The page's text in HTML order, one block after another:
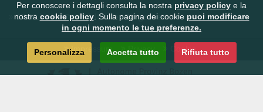
CIVIS.bz.it - Das Südtiroler Bürgernetz
Impressum Privacy Cookie
Per conoscere i dettagli consulta la nostra privacy policy e la
nostra cookie policy. Sulla pagina dei cookie puoi modificare
in ogni momento le tue preferenze.
Personalizza Accetta tutto Rifiuta tutto